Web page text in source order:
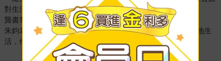
對生活與創作。
龔書章｜陽明交通大學建築研究所教授
朱鈞老師總是說「自然就好」，他一直看似無為、實則睿智地生
活，他的人生和作品透顯出無法一語道出的詩意力量！